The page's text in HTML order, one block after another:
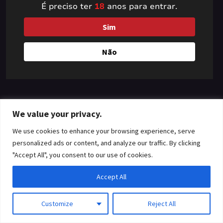
We value your privacy.
We use cookies to enhance your browsing experience, serve
personalized ads or content, and analyze our traffic. By clicking
"Accept All", you consent to our use of cookies.
Customize Reject All
Accept All
something amazing
— check back soon!
É preciso ter 18 anos para entrar.
Sim
Não